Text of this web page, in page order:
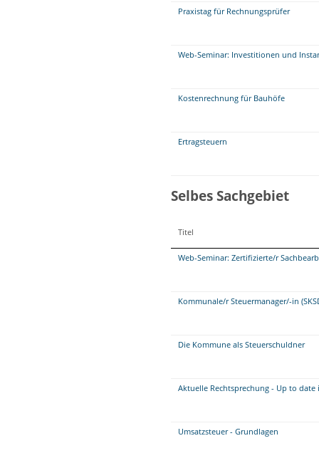
Praxistag für Rechnungsprüfer
Web-Seminar: Investitionen und
Kostenrechnung für Bauhöfe
Ertragsteuern
Selbes Sachgebiet
Titel
Web-Seminar: Zertifizierte/r
Kommunale/r Steuermanager/-in
Die Kommune als Steuerschuldner
Aktuelle Rechtsprechung - Up to
Umsatzsteuer - Grundlagen